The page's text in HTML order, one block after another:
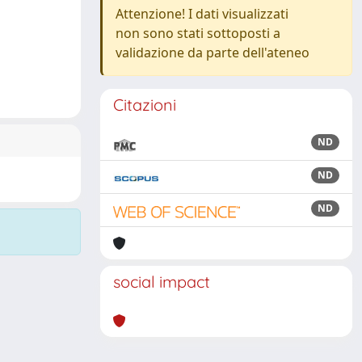
Attenzione! I dati visualizzati
non sono stati sottoposti a
validazione da parte dell'ateneo
Citazioni
ND
ND
ND
social impact